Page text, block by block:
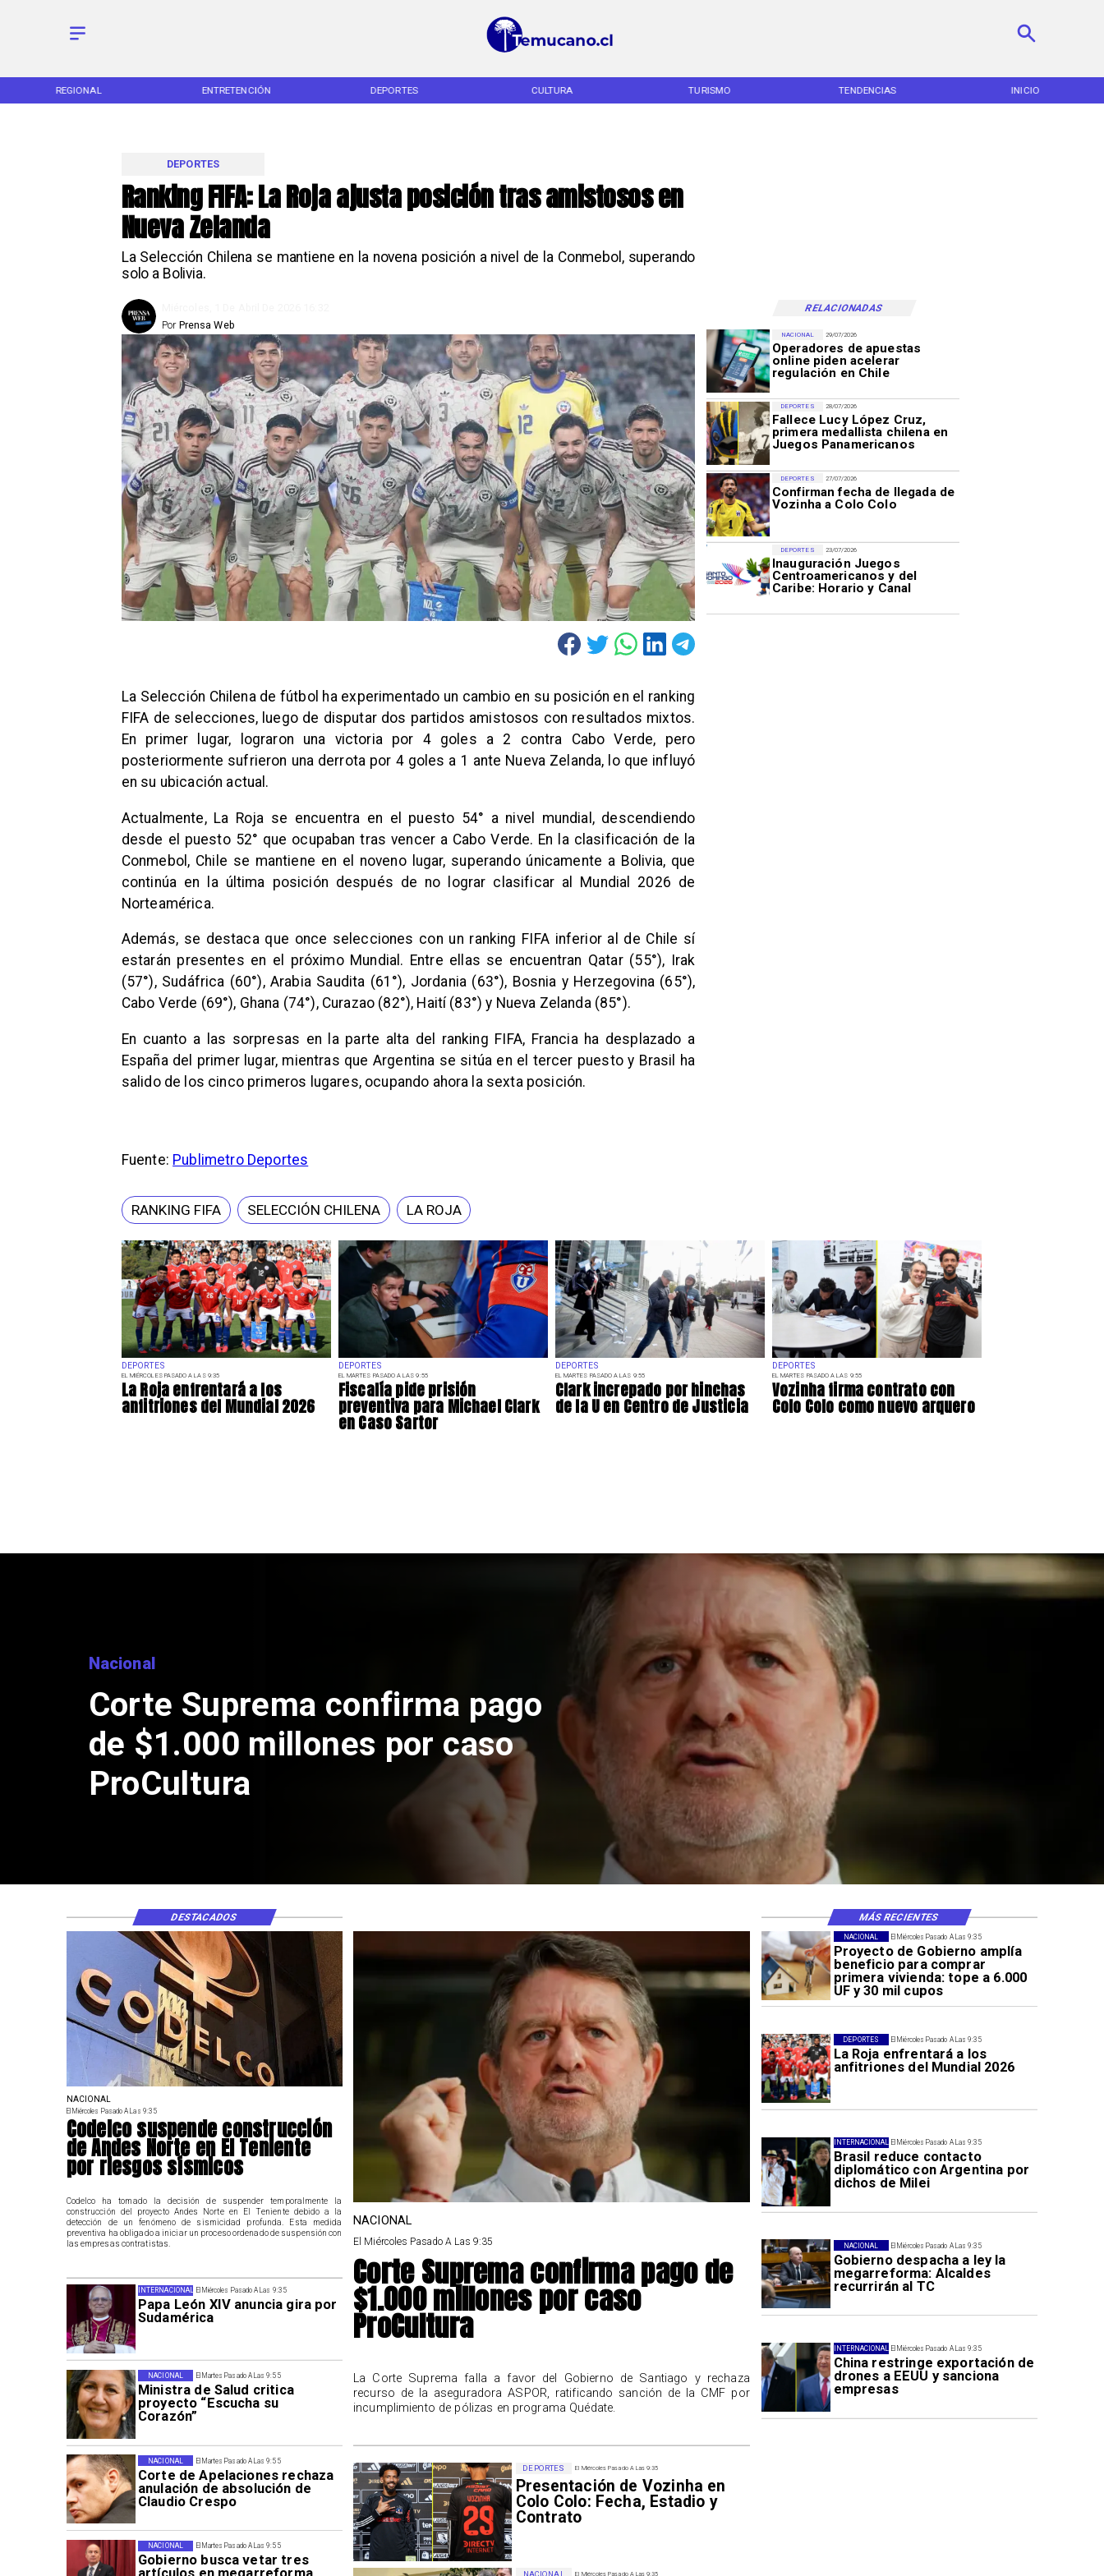
REGIONAL ENTRETENCIÓN DEPORTES CULTURA TURISMO TENDENCIAS INICIO
Ranking FIFA: La Roja ajusta posición tras amistosos en
Nueva Zelanda
La Selección Chilena se mantiene en la novena posición a nivel de la Conmebol, superando
solo a Bolivia.
DEPORTES
RELACIONADAS
Prensa Web
Por
DEPORTES
EL MIÉRCOLES PASADO A LAS 9:35
La Roja enfrentará a los
anfitriones del Mundial 2026
DEPORTES
EL MARTES PASADO A LAS 9:55
Fiscalía pide prisión
preventiva para Michael Clark
en Caso Sartor
DEPORTES
EL MARTES PASADO A LAS 9:55
Clark increpado por hinchas
de la U en Centro de Justicia
DEPORTES
EL MARTES PASADO A LAS 9:55
Vozinha firma contrato con
Colo Colo como nuevo arquero
29/07/2026
Operadores de apuestas
online piden acelerar
regulación en Chile
NACIONAL
28/07/2026
Fallece Lucy López Cruz,
primera medallista chilena en
Juegos Panamericanos
DEPORTES
27/07/2026
Confirman fecha de llegada de
Vozinha a Colo Colo
DEPORTES
23/07/2026
Inauguración Juegos
Centroamericanos y del
Caribe: Horario y Canal
DEPORTES
La Selección Chilena de fútbol ha experimentado un cambio en su posición en el ranking
FIFA de selecciones, luego de disputar dos partidos amistosos con resultados mixtos.
En primer lugar, lograron una victoria por 4 goles a 2 contra Cabo Verde, pero
posteriormente sufrieron una derrota por 4 goles a 1 ante Nueva Zelanda, lo que influyó
en su ubicación actual.
Actualmente, La Roja se encuentra en el puesto 54° a nivel mundial, descendiendo
desde el puesto 52° que ocupaban tras vencer a Cabo Verde. En la clasificación de la
Conmebol, Chile se mantiene en el noveno lugar, superando únicamente a Bolivia, que
continúa en la última posición después de no lograr clasificar al Mundial 2026 de
Norteamérica.
Además, se destaca que once selecciones con un ranking FIFA inferior al de Chile sí
estarán presentes en el próximo Mundial. Entre ellas se encuentran Qatar (55°), Irak
(57°), Sudáfrica (60°), Arabia Saudita (61°), Jordania (63°), Bosnia y Herzegovina (65°),
Cabo Verde (69°), Ghana (74°), Curazao (82°), Haití (83°) y Nueva Zelanda (85°).
En cuanto a las sorpresas en la parte alta del ranking FIFA, Francia ha desplazado a
España del primer lugar, mientras que Argentina se sitúa en el tercer puesto y Brasil ha
salido de los cinco primeros lugares, ocupando ahora la sexta posición.
Fuente: Publimetro Deportes
RANKING FIFA SELECCIÓN CHILENA LA ROJA
Codelco suspende construcción
de Andes Norte en El Teniente
por riesgos sísmicos
El Miércoles Pasado A Las 9:35
Proyecto de Gobierno amplía
beneficio para comprar
primera vivienda: tope a 6.000
UF y 30 mil cupos
NACIONAL
El Miércoles Pasado A Las 9:35
La Roja enfrentará a los
anfitriones del Mundial 2026
DEPORTES
El Miércoles Pasado A Las 9:35
Brasil reduce contacto
diplomático con Argentina por
dichos de Milei
INTERNACIONAL
El Miércoles Pasado A Las 9:35
Gobierno despacha a ley la
megarreforma: Alcaldes
recurrirán al TC
NACIONAL
El Miércoles Pasado A Las 9:35
China restringe exportación de
drones a EEUU y sanciona
empresas
INTERNACIONAL
El Miércoles Pasado A Las 9:35
Papa León XIV anuncia gira por
Sudamérica
INTERNACIONAL
El Martes Pasado A Las 9:55
Ministra de Salud critica
proyecto “Escucha su
Corazón”
NACIONAL
El Martes Pasado A Las 9:55
Corte de Apelaciones rechaza
anulación de absolución de
Claudio Crespo
NACIONAL
El Martes Pasado A Las 9:55
Gobierno busca vetar tres
NACIONAL
El Miércoles Pasado A Las 9:35
Presentación de Vozinha en
Colo Colo: Fecha, Estadio y
Contrato
DEPORTES
El Miércoles Pasado A Las 9:35
NACIONAL
NACIONAL
El Miércoles Pasado A Las 9:35
Codelco suspende construcción
de Andes Norte en El Teniente
por riesgos sísmicos
Codelco ha tomado la decisión de suspender temporalmente la
construcción del proyecto Andes Norte en El Teniente debido a la
detección de un fenómeno de sismicidad profunda. Esta medida
preventiva ha obligado a iniciar un proceso ordenado de suspensión con
las empresas contratistas.
NACIONAL
El Miércoles Pasado A Las 9:35
Corte Suprema confirma pago de
$1.000 millones por caso
ProCultura
La Corte Suprema falla a favor del Gobierno de Santiago y rechaza
recurso de la aseguradora ASPOR, ratificando sanción de la CMF por
incumplimiento de pólizas en programa Quédate.
DESTACADOS MÁS RECIENTES